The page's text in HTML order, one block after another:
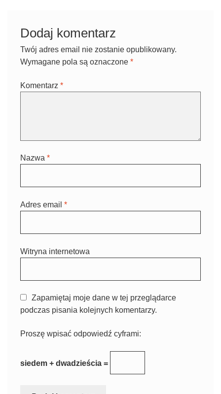
Dodaj komentarz
Twój adres email nie zostanie opublikowany.
Wymagane pola są oznaczone *
Komentarz *
Nazwa *
Adres email *
Witryna internetowa
Zapamiętaj moje dane w tej przeglądarce
podczas pisania kolejnych komentarzy.
Proszę wpisać odpowiedź cyframi:
siedem + dwadzieścia =